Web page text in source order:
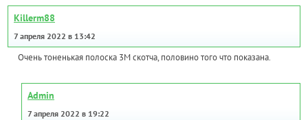
Killerm88
7 апреля 2022 в 13:42
Очень тоненькая полоска 3М скотча, половино того что показана.
Admin
7 апреля 2022 в 19:22